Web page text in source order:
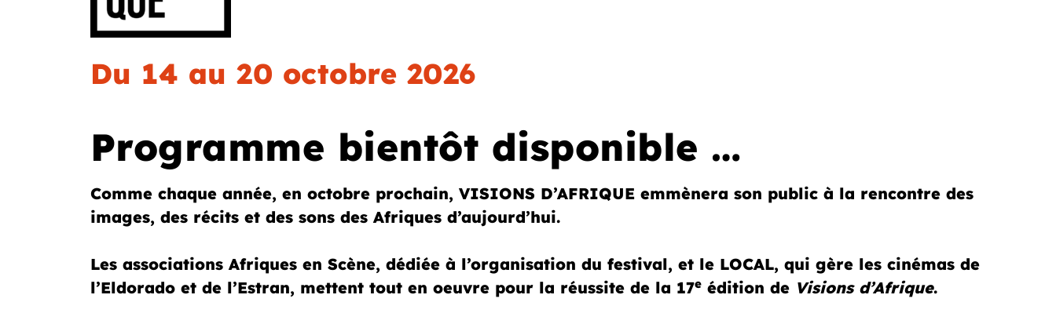
Du 14 au 20 octobre 2026
Programme bientôt disponible …
Comme chaque année, en octobre prochain, VISIONS D’AFRIQUE emmènera son public à la rencontre des
images, des récits et des sons des Afriques d’aujourd’hui.
Les associations Afriques en Scène, dédiée à l’organisation du festival, et le LOCAL, qui gère les cinémas de
l’Eldorado et de l’Estran, mettent tout en oeuvre pour la réussite de la 17eédition de Visions d’Afrique.